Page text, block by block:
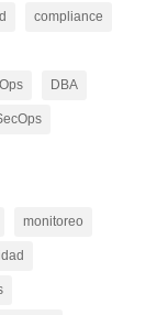
compliance
DBA
monitoreo